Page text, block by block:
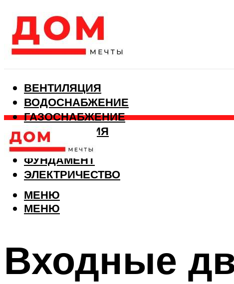
ВЕНТИЛЯЦИЯ
ВОДОСНАБЖЕНИЕ
ГАЗОСНАБЖЕНИЕ
КАНАЛИЗАЦИЯ
ОТОПЛЕНИЕ
ФУНДАМЕНТ
ЭЛЕКТРИЧЕСТВО
МЕНЮ
МЕНЮ
Входные